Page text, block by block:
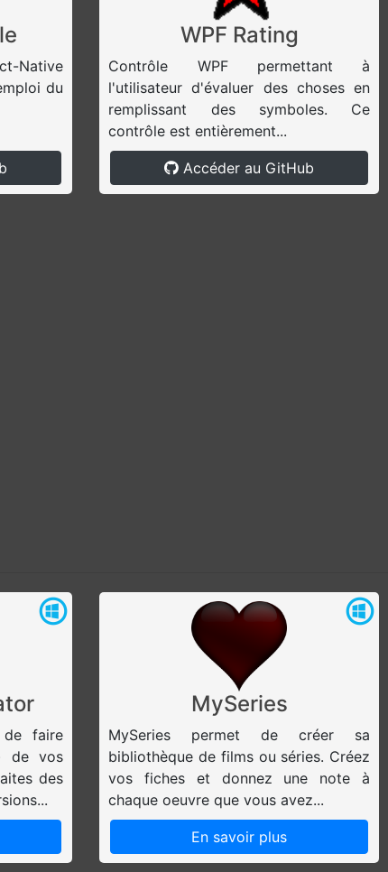
Native
du
WPF Rating
Contrôle WPF permettant à
l'utilisateur d'évaluer des choses en
remplissant des symboles. Ce
contrôle est entièrement...
Accéder au GitHub
de faire
de vos
des
MySeries
MySeries permet de créer sa
bibliothèque de films ou séries. Créez
vos fiches et donnez une note à
chaque oeuvre que vous avez...
En savoir plus